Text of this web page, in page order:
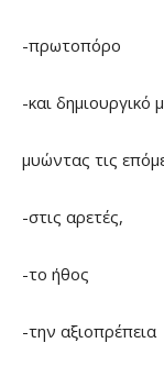
-πρωτοπόρο
-και δημιουργικό
μυώντας τις
-στις αρετές,
-το ήθος
-την αξιοπρέπεια